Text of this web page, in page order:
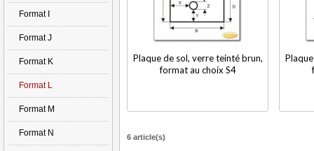
Plaque de sol, verre teinté brun,
format au choix S4
6 article(s)
Format I
Format J
Format K
Format L
Format M
Format N